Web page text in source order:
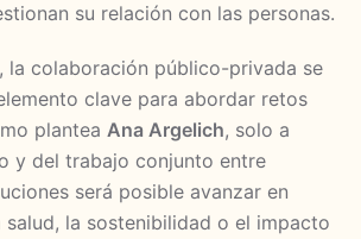
su relación con las personas.
la colaboración público-privada se
clave para abordar retos
plantea Ana Argelich, solo a
y del trabajo conjunto entre
será posible avanzar en
la sostenibilidad o el impacto